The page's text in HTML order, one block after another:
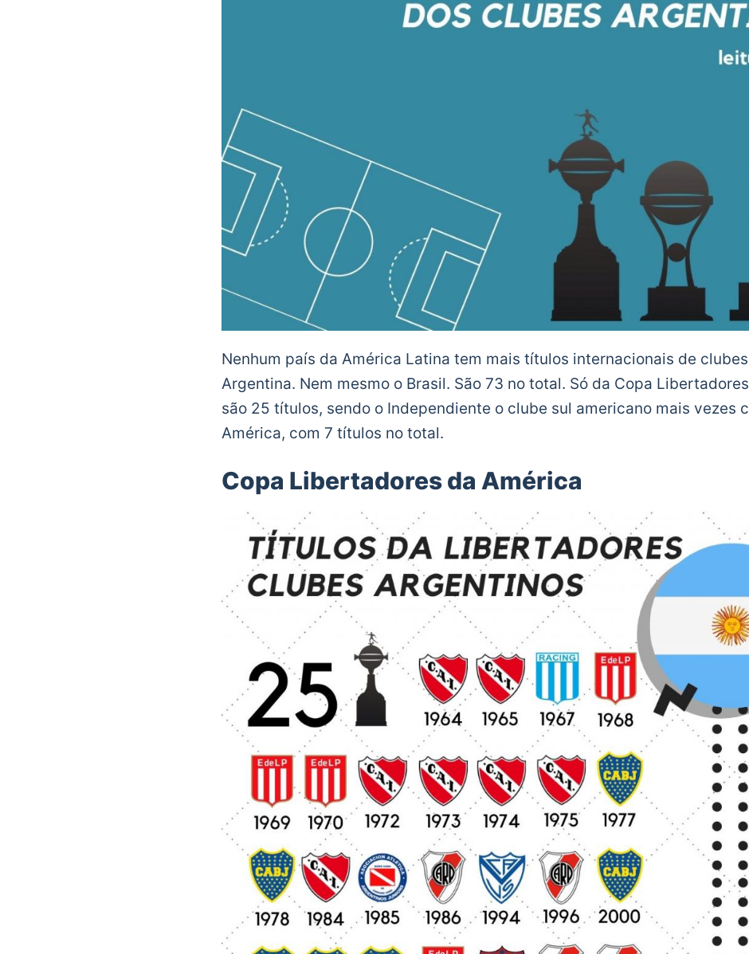
Nenhum país da América Latina tem mais títulos internacionais de
Argentina. Nem mesmo o Brasil. São 73 no total. Só da Copa
são 25 títulos, sendo o Independiente o clube sul americano mais vezes
América, com 7 títulos no total.
Copa Libertadores da América